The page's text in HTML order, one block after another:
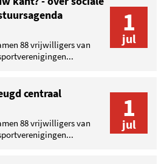
88 vrijwilligers van
1
jul
centraal
88 vrijwilligers van
1
jul